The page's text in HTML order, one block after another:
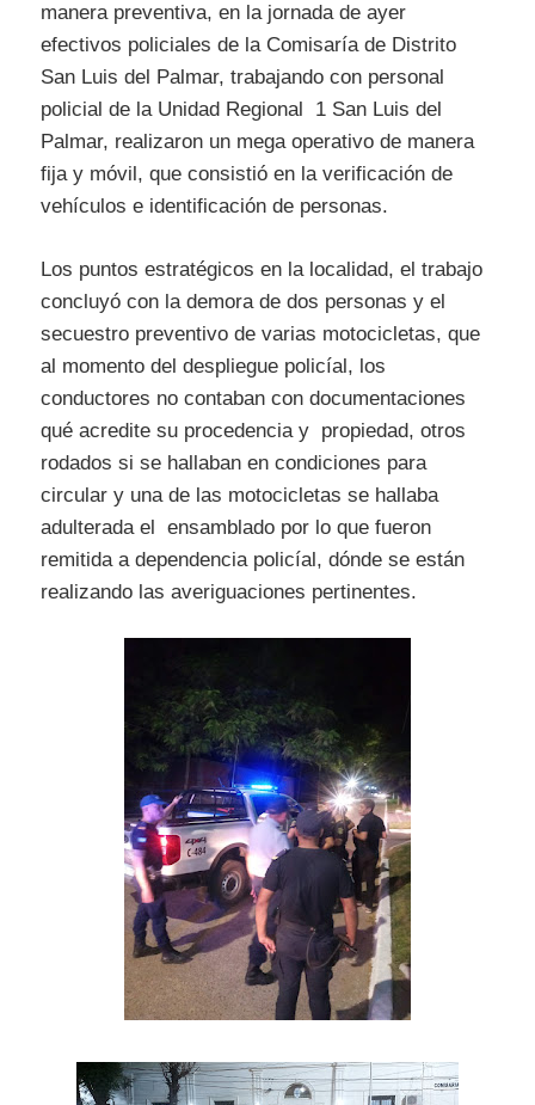
manera preventiva, en la jornada de ayer
efectivos policiales de la Comisaría de Distrito
San Luis del Palmar, trabajando con personal
policial de la Unidad Regional 1 San Luis del
Palmar, realizaron un mega operativo de manera
fija y móvil, que consistió en la verificación de
vehículos e identificación de personas.
Los puntos estratégicos en la localidad, el trabajo
concluyó con la demora de dos personas y el
secuestro preventivo de varias motocicletas, que
al momento del despliegue policíal, los
conductores no contaban con documentaciones
qué acredite su procedencia y propiedad, otros
rodados si se hallaban en condiciones para
circular y una de las motocicletas se hallaba
adulterada el ensamblado por lo que fueron
remitida a dependencia policíal, dónde se están
realizando las averiguaciones pertinentes.